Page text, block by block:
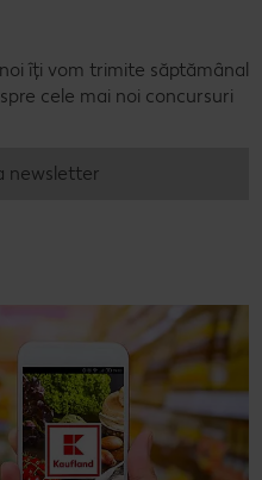
îți vom trimite săptămânal
cele mai noi concursuri
newsletter